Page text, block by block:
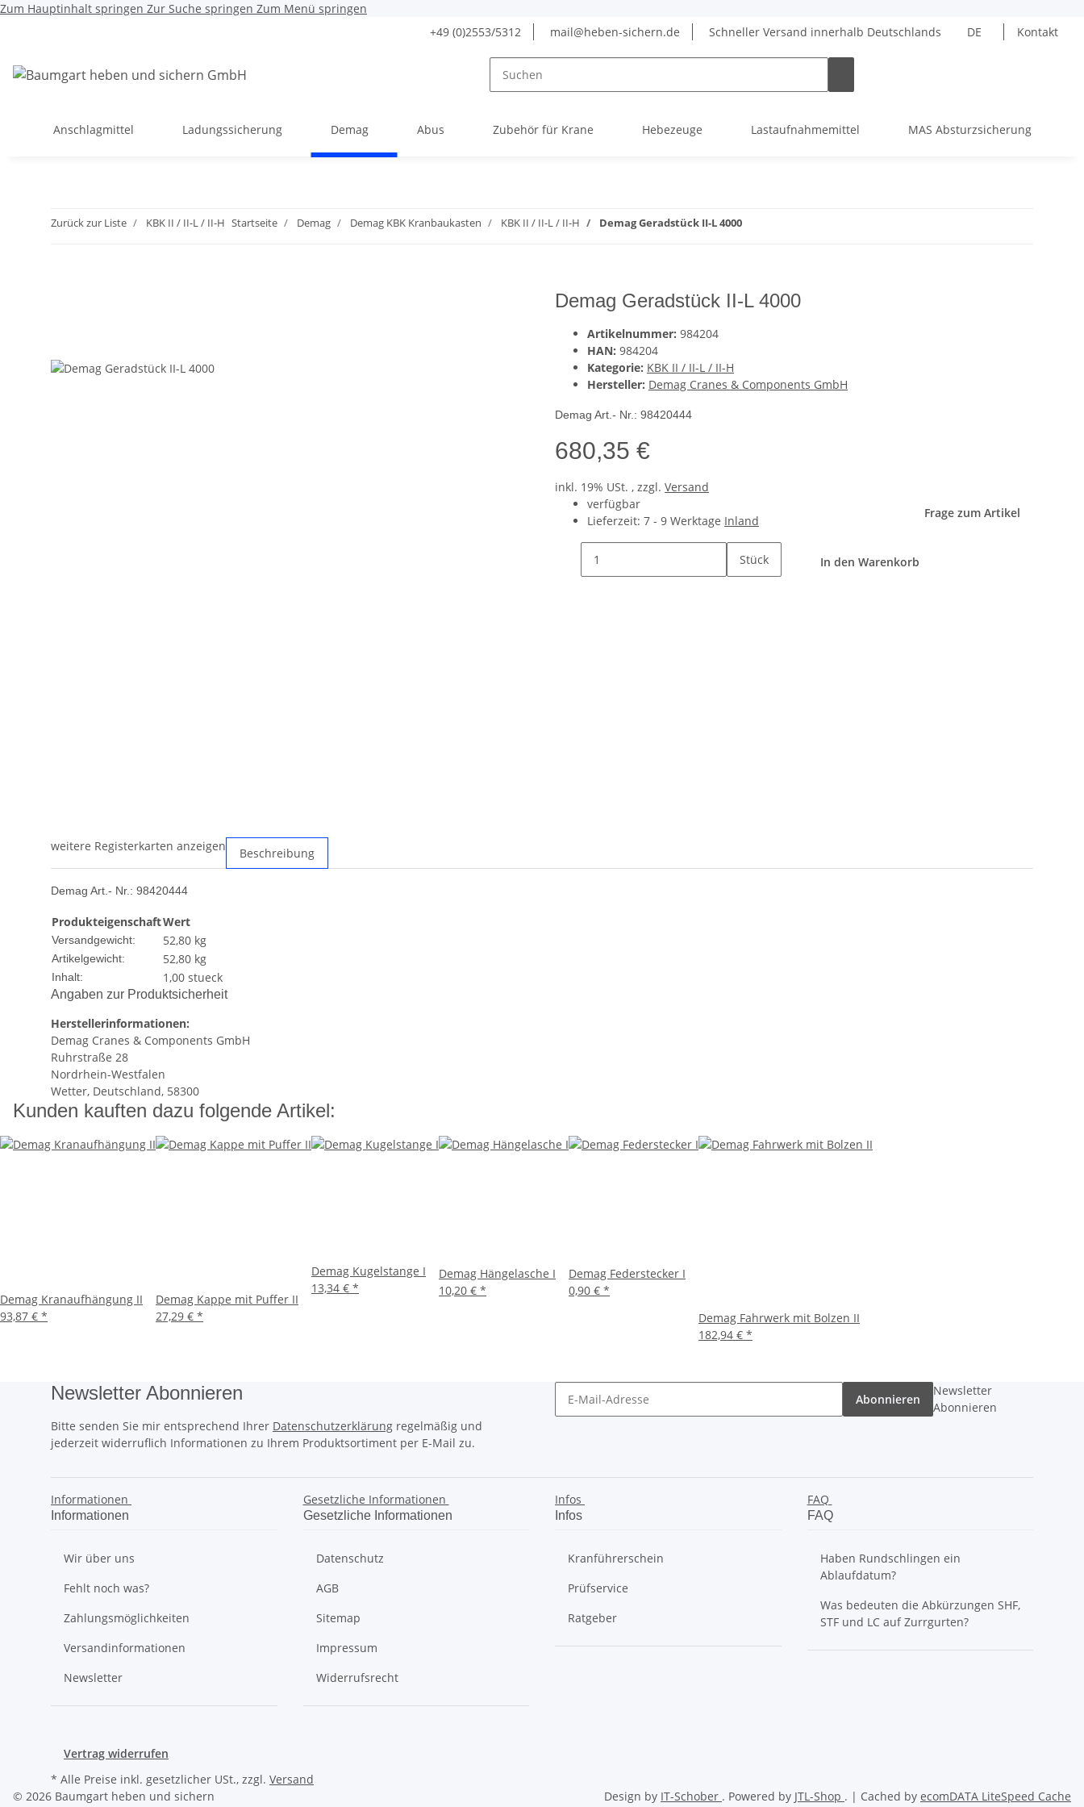
Zum Hauptinhalt springen Zur Suche springen Zum Menü springen
DE
Kontakt
+49 (0)2553/5312 mail@heben-sichern.de Schneller Versand innerhalb Deutschlands
Anschlagmittel Ladungssicherung Demag Abus Zubehör für Krane Hebezeuge Lastaufnahmemittel MAS Absturzsicherung
Zurück zur Liste KBK II / II-L / II-H Startseite Demag Demag KBK Kranbaukasten KBK II / II-L / II-H Demag Geradstück II-L 4000
Demag Geradstück II-L 4000
Artikelnummer: 984204
HAN: 984204
Kategorie: KBK II / II-L / II-H
Hersteller: Demag Cranes & Components GmbH
Demag Art.- Nr.: 98420444
680,35 €
inkl. 19% USt. , zzgl. Versand
verfügbar
Lieferzeit: 7 - 9 Werktage Inland
Frage zum Artikel
Stück In den Warenkorb
weitere Registerkarten anzeigen Beschreibung
Demag Art.- Nr.: 98420444
ProdukteigenschaftWert
Versandgewicht: 52,80 kg
Artikelgewicht: 52,80 kg
Inhalt: 1,00 stueck
Angaben zur Produktsicherheit
Herstellerinformationen:
Demag Cranes & Components GmbH
Ruhrstraße 28
Nordrhein-Westfalen
Wetter, Deutschland, 58300
Kunden kauften dazu folgende Artikel:
Demag Kranaufhängung II
93,87 € *
Demag Kappe mit Puffer II
27,29 € *
Demag Kugelstange I
13,34 € *
Demag Hängelasche I
10,20 € *
Demag Federstecker I
0,90 € *
Demag Fahrwerk mit Bolzen II
182,94 € *
Newsletter Abonnieren
Bitte senden Sie mir entsprechend Ihrer Datenschutzerklärung regelmäßig und
jederzeit widerruflich Informationen zu Ihrem Produktsortiment per E-Mail zu.
Abonnieren
Newsletter
Abonnieren
Informationen
Informationen
Wir über uns
Fehlt noch was?
Zahlungsmöglichkeiten
Versandinformationen
Newsletter
Gesetzliche Informationen
Gesetzliche Informationen
Datenschutz
AGB
Sitemap
Impressum
Widerrufsrecht
Infos
Infos
Kranführerschein
Prüfservice
Ratgeber
FAQ
FAQ
Haben Rundschlingen ein
Ablaufdatum?
Was bedeuten die Abkürzungen SHF,
STF und LC auf Zurrgurten?
Vertrag widerrufen
* Alle Preise inkl. gesetzlicher USt., zzgl. Versand
© 2026 Baumgart heben und sichern
Design by IT-Schober . Powered by JTL-Shop . | Cached by ecomDATA LiteSpeed Cache